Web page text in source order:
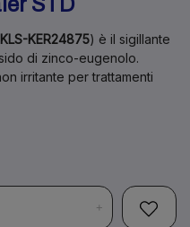
STD
KLS-KER24875) è il sigillante
di zinco-eugenolo.
irritante per trattamenti
+